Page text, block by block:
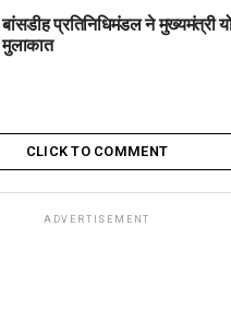
बांसडीह प्रतिनिधिमंडल ने मुख्यमंत्री
मुलाकात
CLICK TO COMMENT
ADVERTISEMENT